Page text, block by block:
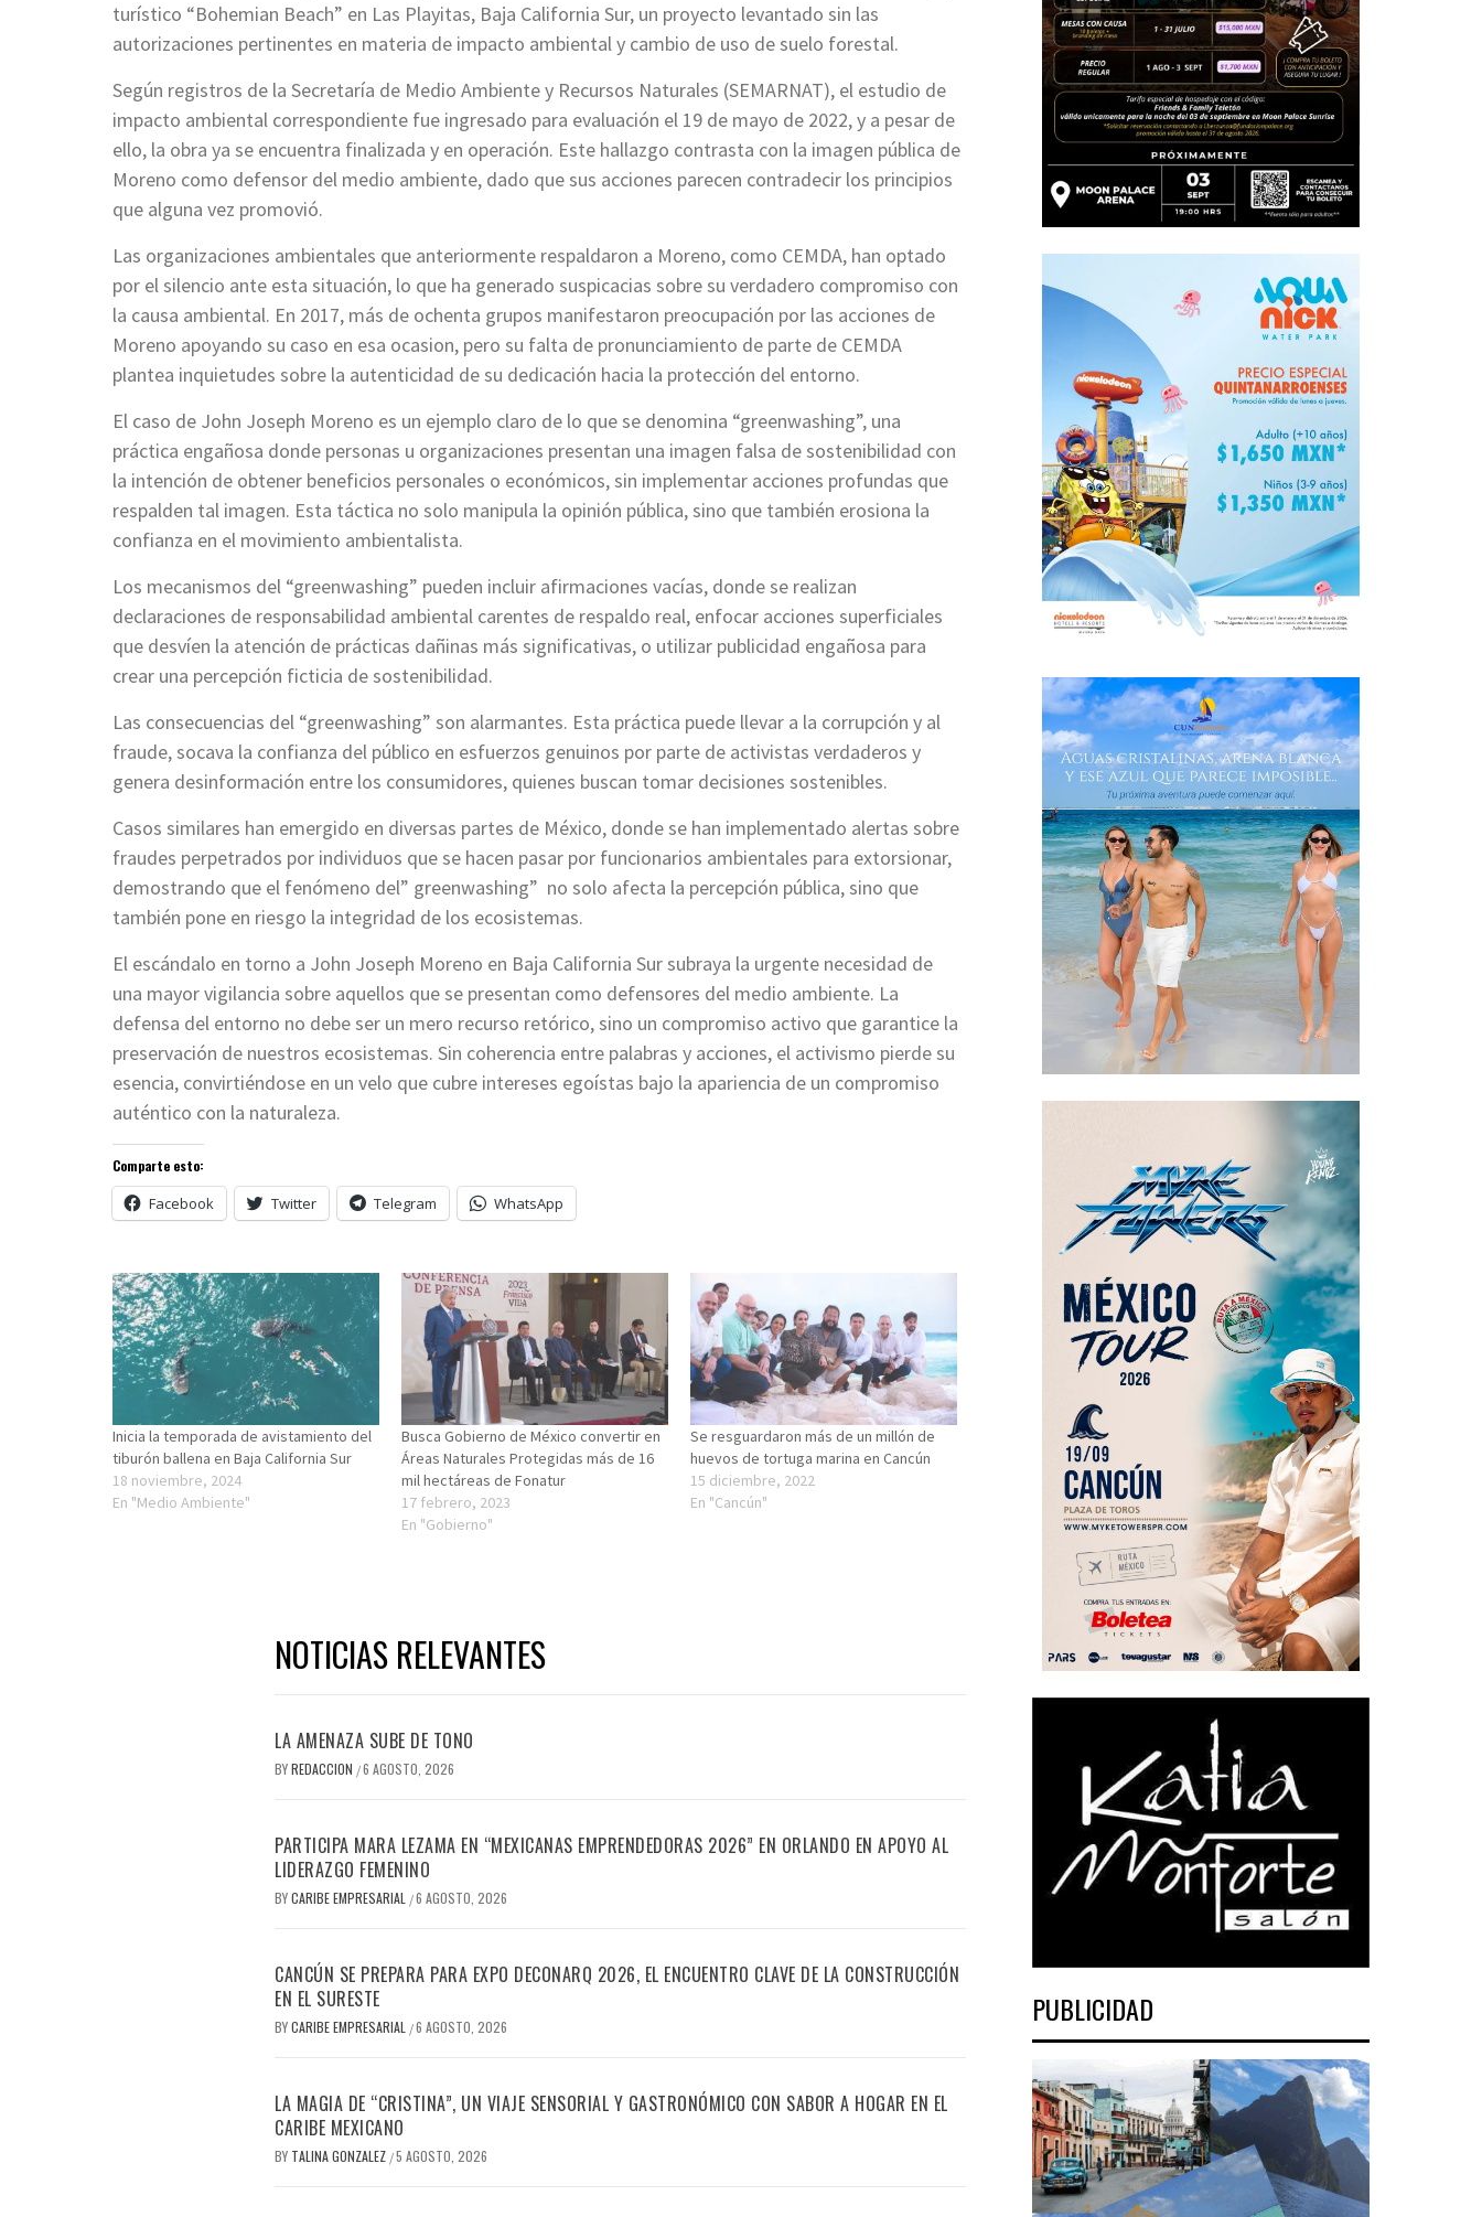
turístico “Bohemian Beach” en Las Playitas, Baja California Sur, un proyecto levantado sin las
autorizaciones pertinentes en materia de impacto ambiental y cambio de uso de suelo forestal.
Según registros de la Secretaría de Medio Ambiente y Recursos Naturales (SEMARNAT), el estudio de
impacto ambiental correspondiente fue ingresado para evaluación el 19 de mayo de 2022, y a pesar de
ello, la obra ya se encuentra finalizada y en operación. Este hallazgo contrasta con la imagen pública de
Moreno como defensor del medio ambiente, dado que sus acciones parecen contradecir los principios
que alguna vez promovió.
Las organizaciones ambientales que anteriormente respaldaron a Moreno, como CEMDA, han optado
por el silencio ante esta situación, lo que ha generado suspicacias sobre su verdadero compromiso con
la causa ambiental. En 2017, más de ochenta grupos manifestaron preocupación por las acciones de
Moreno apoyando su caso en esa ocasion, pero su falta de pronunciamiento de parte de CEMDA
plantea inquietudes sobre la autenticidad de su dedicación hacia la protección del entorno.
El caso de John Joseph Moreno es un ejemplo claro de lo que se denomina “greenwashing”, una
práctica engañosa donde personas u organizaciones presentan una imagen falsa de sostenibilidad con
la intención de obtener beneficios personales o económicos, sin implementar acciones profundas que
respalden tal imagen. Esta táctica no solo manipula la opinión pública, sino que también erosiona la
confianza en el movimiento ambientalista.
Los mecanismos del “greenwashing” pueden incluir afirmaciones vacías, donde se realizan
declaraciones de responsabilidad ambiental carentes de respaldo real, enfocar acciones superficiales
que desvíen la atención de prácticas dañinas más significativas, o utilizar publicidad engañosa para
crear una percepción ficticia de sostenibilidad.
Las consecuencias del “greenwashing” son alarmantes. Esta práctica puede llevar a la corrupción y al
fraude, socava la confianza del público en esfuerzos genuinos por parte de activistas verdaderos y
genera desinformación entre los consumidores, quienes buscan tomar decisiones sostenibles.
Casos similares han emergido en diversas partes de México, donde se han implementado alertas sobre
fraudes perpetrados por individuos que se hacen pasar por funcionarios ambientales para extorsionar,
demostrando que el fenómeno del” greenwashing” no solo afecta la percepción pública, sino que
también pone en riesgo la integridad de los ecosistemas.
El escándalo en torno a John Joseph Moreno en Baja California Sur subraya la urgente necesidad de
una mayor vigilancia sobre aquellos que se presentan como defensores del medio ambiente. La
defensa del entorno no debe ser un mero recurso retórico, sino un compromiso activo que garantice la
preservación de nuestros ecosistemas. Sin coherencia entre palabras y acciones, el activismo pierde su
esencia, convirtiéndose en un velo que cubre intereses egoístas bajo la apariencia de un compromiso
auténtico con la naturaleza.
Comparte esto:
Facebook Twitter Telegram WhatsApp
Inicia la temporada de avistamiento del
tiburón ballena en Baja California Sur
18 noviembre, 2024
En "Medio Ambiente"
Busca Gobierno de México convertir en
Áreas Naturales Protegidas más de 16
mil hectáreas de Fonatur
17 febrero, 2023
En "Gobierno"
Se resguardaron más de un millón de
huevos de tortuga marina en Cancún
15 diciembre, 2022
En "Cancún"
NOTICIAS RELEVANTES
LA AMENAZA SUBE DE TONO
BYREDACCION /6 AGOSTO, 2026
PARTICIPA MARA LEZAMA EN “MEXICANAS EMPRENDEDORAS 2026” EN ORLANDO EN APOYO AL
LIDERAZGO FEMENINO
BYCARIBE EMPRESARIAL /6 AGOSTO, 2026
CANCÚN SE PREPARA PARA EXPO DECONARQ 2026, EL ENCUENTRO CLAVE DE LA CONSTRUCCIÓN
EN EL SURESTE
BYCARIBE EMPRESARIAL /6 AGOSTO, 2026
LA MAGIA DE “CRISTINA”, UN VIAJE SENSORIAL Y GASTRONÓMICO CON SABOR A HOGAR EN EL
CARIBE MEXICANO
BY TALINA GONZALEZ /5 AGOSTO, 2026
PUBLICIDAD